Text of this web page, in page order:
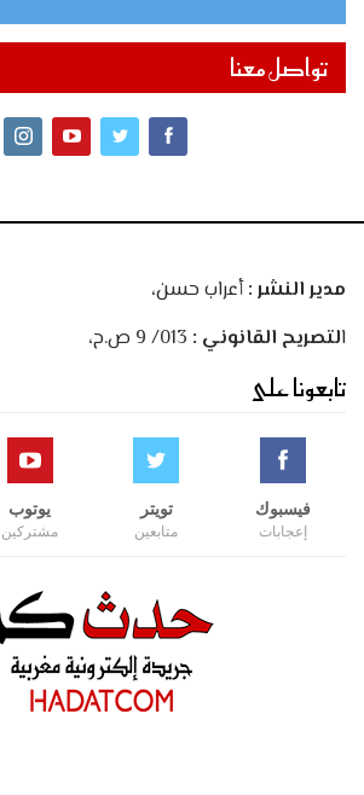
تواصل معنا
مدير النشر :أعراب حسن،
التصريح القانوني :
تابعونا على
فيسبوك
إعجابات
تويتر
متابعين
يوتوب
مشتركين